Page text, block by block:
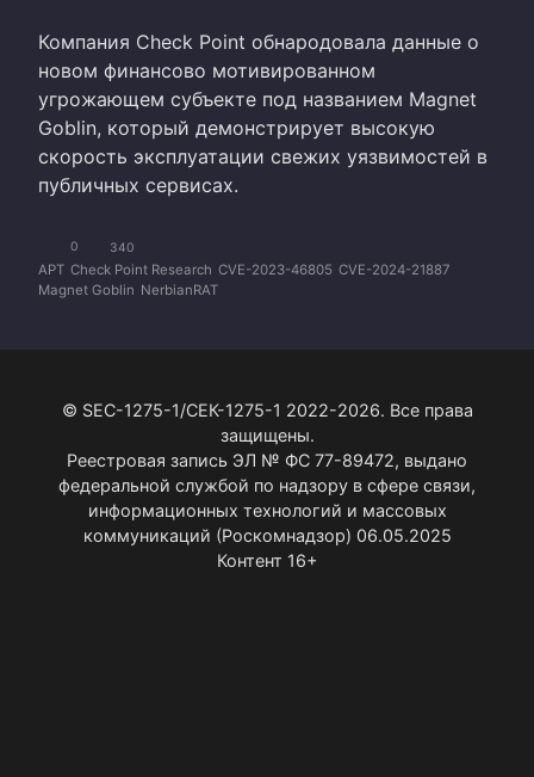
Компания Check Point обнародовала данные о
новом финансово мотивированном
угрожающем субъекте под названием Magnet
Goblin, который демонстрирует высокую
скорость эксплуатации свежих уязвимостей в
публичных сервисах.
0 340
APT Check Point Research CVE-2023-46805 CVE-2024-21887
Magnet Goblin NerbianRAT
© SEC-1275-1/СЕК-1275-1 2022-2026. Все права
защищены.
Реестровая запись ЭЛ № ФС 77-89472, выдано
федеральной службой по надзору в сфере связи,
информационных технологий и массовых
коммуникаций (Роскомнадзор) 06.05.2025
Контент 16+